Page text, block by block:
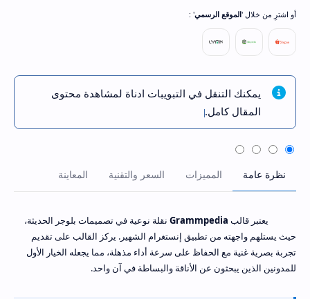
أو اشترِ من خلال 'الموقع الرسمي' :
يمكنك التنقل في التبويبات ادناة لمشاهدة محتوى
المقال كامل.
يعتبر قالب Grammpedia نقلة نوعية في تصميمات بلوجر الحديثة،
حيث يستلهم واجهته من تطبيق إنستغرام الشهير. يركز القالب على تقديم
تجربة بصرية غنية مع الحفاظ على سرعة أداء مذهلة، مما يجعله الخيار الأول
للمدونين الذين يبحثون عن الأناقة والبساطة في آن واحد.